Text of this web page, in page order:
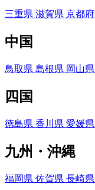
三重県 滋賀県 京都府
中国
鳥取県 島根県 岡山県
四国
徳島県 香川県 愛媛県
九州・沖縄
福岡県 佐賀県 長崎県